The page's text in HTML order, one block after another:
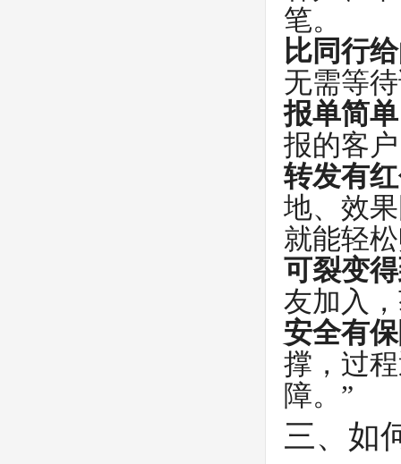
笔。
比同行
无需等
报单简单
报的客
转发有
地、效
就能轻
可裂变
友加入
安全有
撑，过
障。”
三、如